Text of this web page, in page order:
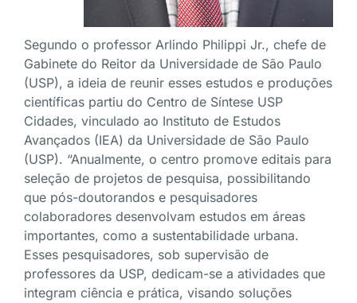
Segundo o professor Arlindo Philippi Jr., chefe de
Gabinete do Reitor da Universidade de São Paulo
(USP), a ideia de reunir esses estudos e produções
científicas partiu do Centro de Síntese USP
Cidades, vinculado ao Instituto de Estudos
Avançados (IEA) da Universidade de São Paulo
(USP). “Anualmente, o centro promove editais para
seleção de projetos de pesquisa, possibilitando
que pós-doutorandos e pesquisadores
colaboradores desenvolvam estudos em áreas
importantes, como a sustentabilidade urbana.
Esses pesquisadores, sob supervisão de
professores da USP, dedicam-se a atividades que
integram ciência e prática, visando soluções